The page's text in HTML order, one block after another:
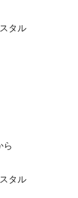
タル
ら
タル